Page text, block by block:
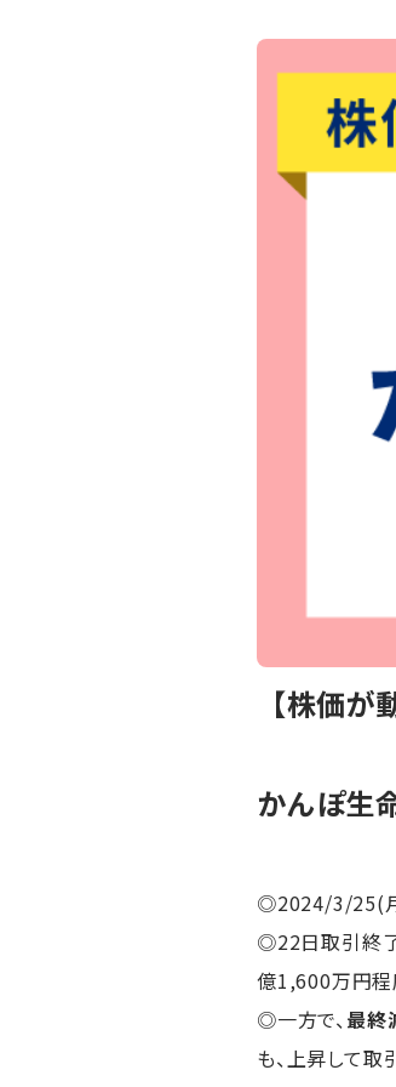
【株価
かんぽ生
◎2024/3/25(
◎22日取引終了
億1,600万円程
◎一方で、 最終
も、上昇して取